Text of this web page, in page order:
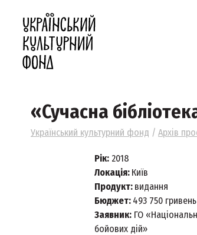
«Cyчacнa
Український культурний фонд / Архів
Рік: 2018
Локація: Київ
Продукт: видання
Бюджет: 493 750 гривень
Заявник: ГО
бойових дій»